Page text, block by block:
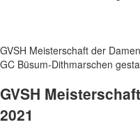
GVSH Meisterschaft der
GC Büsum-Dithmarschen
GVSH
2021